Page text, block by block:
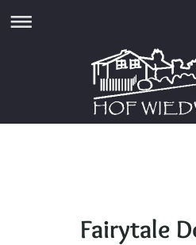
Fairytale